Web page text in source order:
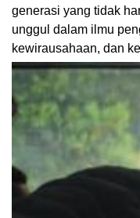
generasi yang tidak
unggul dalam ilmu
kewirausahaan, dan